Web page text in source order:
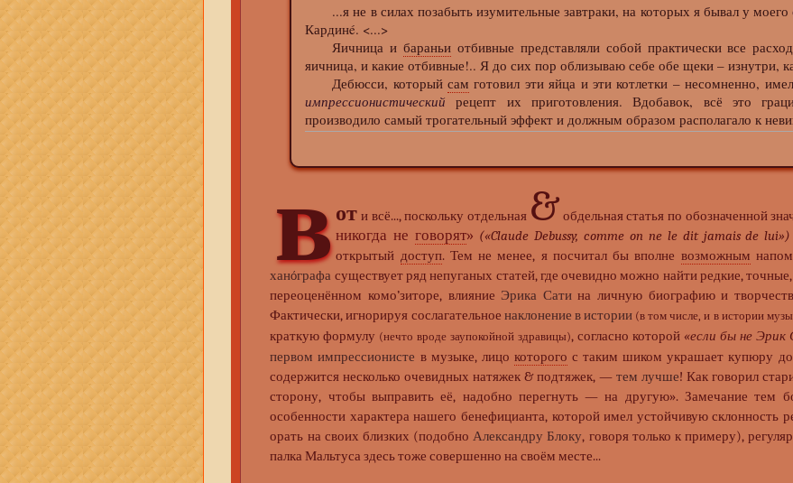
...я не в силах позабыть изумительные завтраки, на которых я бывал у моего
Кардинé. <...>
Яичница ибараньи отбивные представляли собой практически все
яичница, и какие отбивные!.. Я до сих пор облизываю себе обе щеки – изнутри,
Дебюсси, которыйсам готовил эти яйца и эти котлетки – несомненно,
импрессионистический рецепт их приготовления. Вдобавок, всё это
производило самый трогательный эффект и должным образом располагало к
вот и всё..., поскольку отдельная & обдельная статья по обозначенной
никогда неговорят» («Claude Debussy, comme on ne le dit jamais de lui»)
открытый доступ. Тем не менее, я посчитал бы вполне возможным
ханóграфа существует ряд непуганых статей, где очевидно можно найти редкие,
переоценённом комо’зиторе, влияние Эрика Сатина личную биографию и
Фактически, игнорируя сослагательное наклонение в истории (в том числе, и в истории
краткую формулу (нечто вроде заупокойной здравицы), согласно которой «если бы не Эрик
первом импрессионисте в музыке, лицо которого с таким шиком украшает купюру
содержится несколько очевидных натяжек & подтяжек, — тем лучше! Как говорил
сторону, чтобы выправить её, надобно перегнуть — на другую». Замечание тем
особенности характера нашего бенефицианта, которой имел устойчивую склонность
орать на своих близких (подобноАлександру Блоку, говоря только к примеру),
палка Мальтуса здесь тоже совершенно на своём месте...